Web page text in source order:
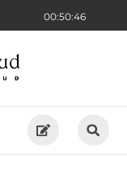
00:50:47